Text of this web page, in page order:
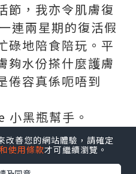
節，我亦令肌膚復
連兩星期的復活假
碌地陪食陪玩。平
夠水份搽什麼護膚
倦容真係呃唔到
黑瓶幫手。
善您的網站體驗，請確定
使用條款才可繼續瀏覽。